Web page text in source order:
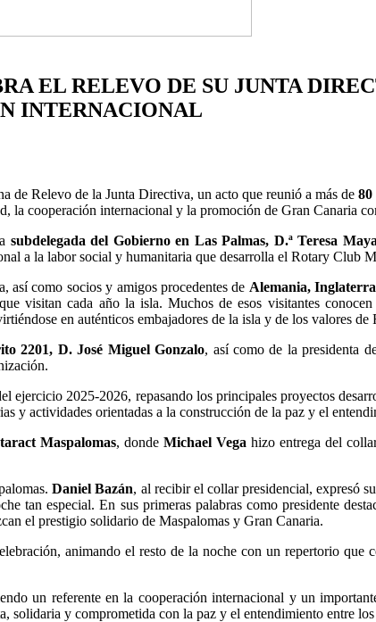
EL RELEVO DE SU JUNTA
INTERNACIONAL
de Relevo de la Junta Directiva, un acto que reunió a más de 80
cooperación internacional y la promoción de Gran Canaria
subdelegada del Gobierno en Las Palmas, D.ª Teresa
a la labor social y humanitaria que desarrolla el Rotary Club
así como socios y amigos procedentes de Alemania,
visitan cada año la isla. Muchos de esos visitantes
en auténticos embajadores de la isla y de los valores de
2201, D. José Miguel Gonzalo, así como de la presidenta
ejercicio 2025-2026, repasando los principales proyectos
y actividades orientadas a la construcción de la paz y el
Maspalomas, donde Michael Vega hizo entrega del
Daniel Bazán, al recibir el collar presidencial, expresó
tan especial. En sus primeras palabras como presidente
el prestigio solidario de Maspalomas y Gran Canaria.
animando el resto de la noche con un repertorio
un referente en la cooperación internacional y un
solidaria y comprometida con la paz y el entendimiento entre